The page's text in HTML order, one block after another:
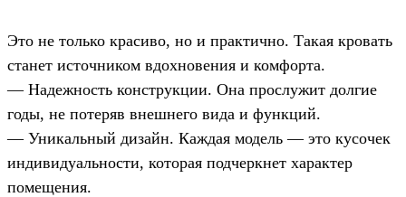
Это не только красиво, но и практично. Такая кровать
станет источником вдохновения и комфорта.
— Надежность конструкции. Она прослужит долгие
годы, не потеряв внешнего вида и функций.
— Уникальный дизайн. Каждая модель — это кусочек
индивидуальности, которая подчеркнет характер
помещения.